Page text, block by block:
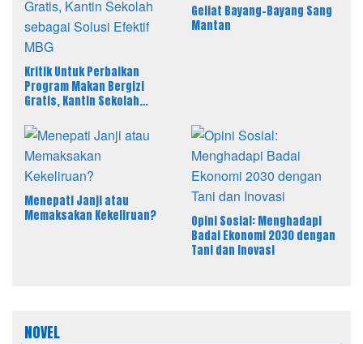
Kritik Untuk Perbaikan
Program Makan Bergizi
Gratis, Kantin Sekolah
Geliat Bayang-Bayang Sang
Mantan
Menepati Janji atau
Memaksakan Kekeliruan?
Opini Sosial: Menghadapi
Badai Ekonomi 2030 dengan
Tani dan Inovasi
NOVEL